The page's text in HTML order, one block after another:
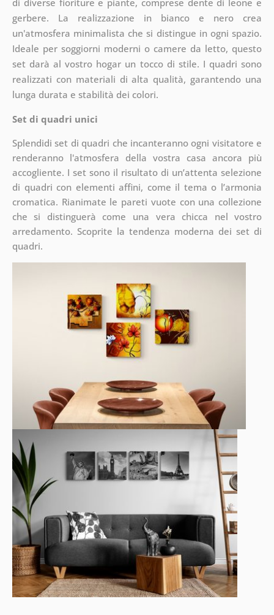
di diverse fioriture e piante, comprese dente di leone e
gerbere. La realizzazione in bianco e nero crea
un'atmosfera minimalista che si distingue in ogni spazio.
Ideale per soggiorni moderni o camere da letto, questo
set darà al vostro hogar un tocco di stile. I quadri sono
realizzati con materiali di alta qualità, garantendo una
lunga durata e stabilità dei colori.
Set di quadri unici
Splendidi set di quadri che incanteranno ogni visitatore e
renderanno l'atmosfera della vostra casa ancora più
accogliente. I set sono il risultato di un’attenta selezione
di quadri con elementi affini, come il tema o l’armonia
cromatica. Rianimate le pareti vuote con una collezione
che si distinguerà come una vera chicca nel vostro
arredamento. Scoprite la tendenza moderna dei set di
quadri.